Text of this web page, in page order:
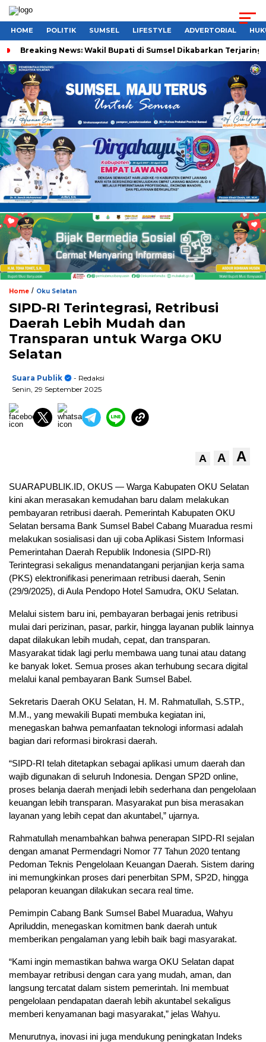
HOME POLITIK SUMSEL LIFESTYLE ADVERTORIAL
Breaking News: Wakil Bupati di Sumsel Dikabarkan Terjaring
Home / Oku Selatan
SIPD-RI Terintegrasi, Retribusi
Daerah Lebih Mudah dan
Transparan untuk Warga OKU
Selatan
Suara Publik
- Redaksi
Senin, 29 September 2025
A A A
SUARAPUBLIK.ID, OKUS — Warga Kabupaten OKU Selatan
kini akan merasakan kemudahan baru dalam melakukan
pembayaran retribusi daerah. Pemerintah Kabupaten OKU
Selatan bersama Bank Sumsel Babel Cabang Muaradua resmi
melakukan sosialisasi dan uji coba Aplikasi Sistem Informasi
Pemerintahan Daerah Republik Indonesia (SIPD-RI)
Terintegrasi sekaligus menandatangani perjanjian kerja sama
(PKS) elektronifikasi penerimaan retribusi daerah, Senin
(29/9/2025), di Aula Pendopo Hotel Samudra, OKU Selatan.
Melalui sistem baru ini, pembayaran berbagai jenis retribusi
mulai dari perizinan, pasar, parkir, hingga layanan publik lainnya
dapat dilakukan lebih mudah, cepat, dan transparan.
Masyarakat tidak lagi perlu membawa uang tunai atau datang
ke banyak loket. Semua proses akan terhubung secara digital
melalui kanal pembayaran Bank Sumsel Babel.
Sekretaris Daerah OKU Selatan, H. M. Rahmatullah, S.STP.,
M.M., yang mewakili Bupati membuka kegiatan ini,
menegaskan bahwa pemanfaatan teknologi informasi adalah
bagian dari reformasi birokrasi daerah.
“SIPD-RI telah ditetapkan sebagai aplikasi umum daerah dan
wajib digunakan di seluruh Indonesia. Dengan SP2D online,
proses belanja daerah menjadi lebih sederhana dan pengelolaan
keuangan lebih transparan. Masyarakat pun bisa merasakan
layanan yang lebih cepat dan akuntabel,” ujarnya.
Rahmatullah menambahkan bahwa penerapan SIPD-RI sejalan
dengan amanat Permendagri Nomor 77 Tahun 2020 tentang
Pedoman Teknis Pengelolaan Keuangan Daerah. Sistem daring
ini memungkinkan proses dari penerbitan SPM, SP2D, hingga
pelaporan keuangan dilakukan secara real time.
Pemimpin Cabang Bank Sumsel Babel Muaradua, Wahyu
Apriluddin, menegaskan komitmen bank daerah untuk
memberikan pengalaman yang lebih baik bagi masyarakat.
“Kami ingin memastikan bahwa warga OKU Selatan dapat
membayar retribusi dengan cara yang mudah, aman, dan
langsung tercatat dalam sistem pemerintah. Ini membuat
pengelolaan pendapatan daerah lebih akuntabel sekaligus
memberi kenyamanan bagi masyarakat,” jelas Wahyu.
Menurutnya, inovasi ini juga mendukung peningkatan Indeks